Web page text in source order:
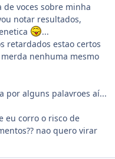
voces sobre minha
notar resultados,
...
retardados estao certos
nenhuma mesmo
por alguns palavroes aí...
eu corro o risco de
nao quero virar